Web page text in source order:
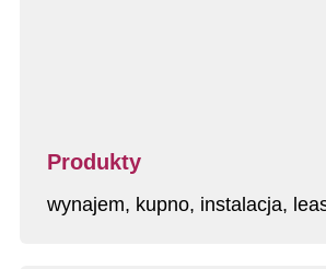
Produkty
wynajem, kupno, instalacja,